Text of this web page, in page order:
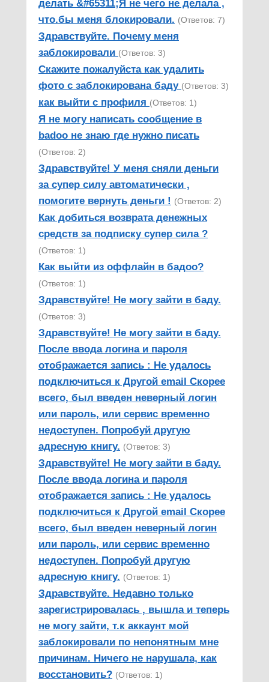
делать &#65311;Я не чего не делала ,
что.бы меня блокировали. (Ответов: 7)
Здравствуйте. Почему меня
заблокировали (Ответов: 3)
Скажите пожалуйста как удалить
фото с заблокирована баду (Ответов: 3)
как выйти с профиля (Ответов: 1)
Я не могу написать сообщение в
badoo не знаю где нужно писать
(Ответов: 2)
Здравствуйте! У меня сняли деньги
за супер силу автоматически ,
помогите вернуть деньги ! (Ответов: 2)
Как добиться возврата денежных
средств за подписку супер сила ?
(Ответов: 1)
Как выйти из оффлайн в бадоо?
(Ответов: 1)
Здравствуйте! Не могу зайти в баду.
(Ответов: 3)
Здравствуйте! Не могу зайти в баду.
После ввода логина и пароля
отображается запись : Не удалось
подключиться к Другой email Скорее
всего, был введен неверный логин
или пароль, или сервис временно
недоступен. Попробуй другую
адресную книгу. (Ответов: 3)
Здравствуйте! Не могу зайти в баду.
После ввода логина и пароля
отображается запись : Не удалось
подключиться к Другой email Скорее
всего, был введен неверный логин
или пароль, или сервис временно
недоступен. Попробуй другую
адресную книгу. (Ответов: 1)
Здравствуйте. Недавно только
зарегистрировалась , вышла и теперь
не могу зайти, т.к аккаунт мой
заблокировали по непонятным мне
причинам. Ничего не нарушала, как
восстановить? (Ответов: 1)